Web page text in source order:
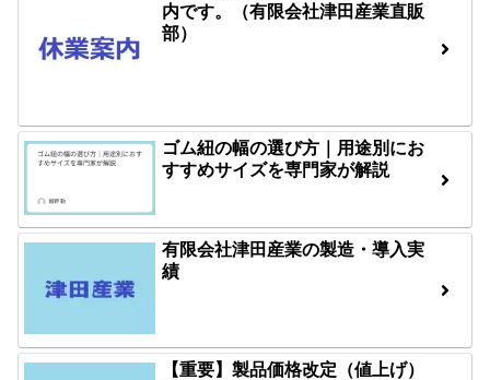
内です。（有限会社津田産業直販
部）
ゴム紐の幅の選び方｜用途別にお
すすめサイズを専門家が解説
有限会社津田産業の製造・導入実
績
【重要】製品価格改定（値上げ）